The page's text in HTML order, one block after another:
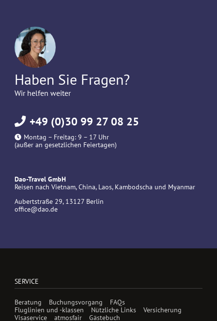
Haben Sie Fragen?
Wir helfen weiter
+49 (0)30 99 27 08 25
Montag – Freitag: 9 – 17 Uhr
(außer an gesetzlichen Feiertagen)
Dao-Travel GmbH
Reisen nach Vietnam, China, Laos, Kambodscha und Myanmar
Aubertstraße 29, 13127 Berlin
office@dao.de
SERVICE
Beratung Buchungsvorgang
FAQs
Fluglinien und -klassen
Nützliche Links
Versicherung
Visaservice
atmosfair Gästebuch